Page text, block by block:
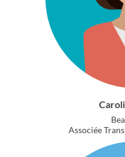
Associée